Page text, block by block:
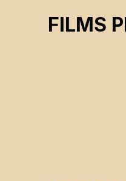
FILMS
Basel Adra, Hamdan
Abraham